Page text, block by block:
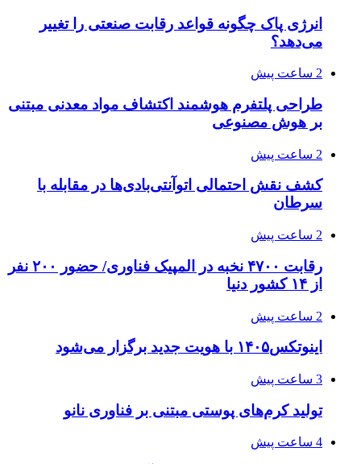
انرژی پاک چگونه قواعد رقابت صنعتی را تغییر
می‌دهد؟
2 ساعت پیش
طراحی پلتفرم هوشمند اکتشاف مواد معدنی مبتنی
بر هوش مصنوعی
2 ساعت پیش
کشف نقش احتمالی اتوآنتی‌بادی‌ها در مقابله با
سرطان
2 ساعت پیش
رقابت ۴۷۰۰ نخبه در المپیک فناوری/ حضور ۲۰۰ نفر
از ۱۴ کشور دنیا
2 ساعت پیش
اینوتکس۱۴۰۵ با هویت جدید برگزار می‌شود
3 ساعت پیش
تولید کرم‌های پوستی مبتنی بر فناوری نانو
4 ساعت پیش